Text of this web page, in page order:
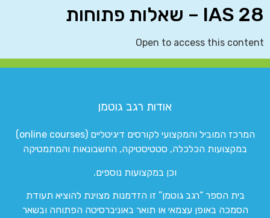
IAS 28 – שאלות פתוחות
Open to access this content
אודות רגב גוטמן
המרכז המוביל והמקצועי לקורסים דיגיטליים (online courses)
במקצועות הכלכלה, סטטיסטיקה, החשבונאות והמתמטיקה
וכן במקצועות נוספים.
בית הספר “רגב גוטמן” זו הזדמנות מצוינת להוציא תעודת
הסמכה באופן עצמאי או תואר באוניברסיטה הפתוחה ובשאר